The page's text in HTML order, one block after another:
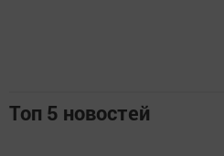
Топ 5 новостей